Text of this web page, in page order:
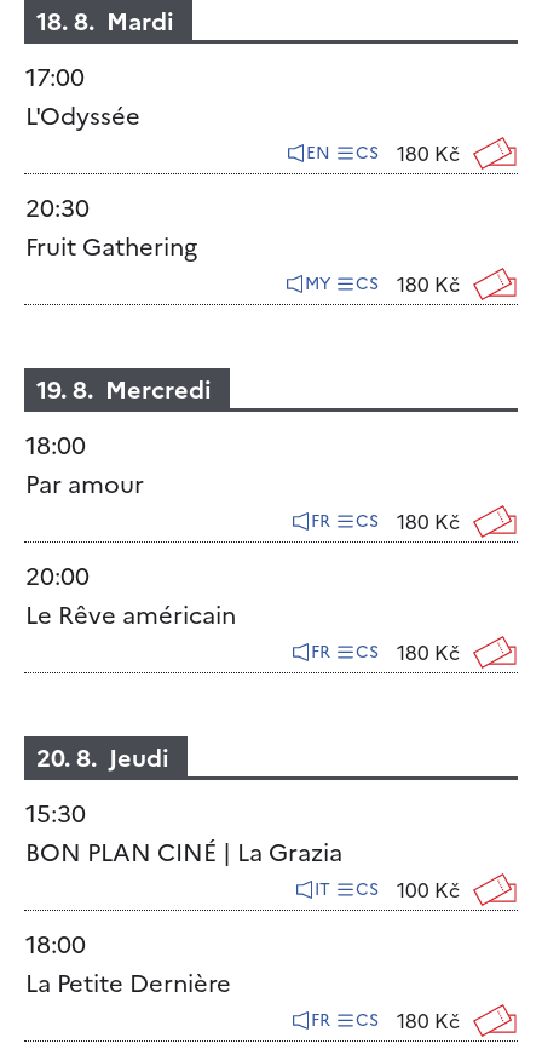
18. 8. Mardi
17:00
L'Odyssée
EN CS 180 Kč
20:30
Fruit Gathering
MY CS 180 Kč
19. 8. Mercredi
18:00
Par amour
FR CS 180 Kč
20:00
Le Rêve américain
FR CS 180 Kč
20. 8. Jeudi
15:30
BON PLAN CINÉ | La Grazia
IT CS 100 Kč
18:00
La Petite Dernière
FR CS 180 Kč